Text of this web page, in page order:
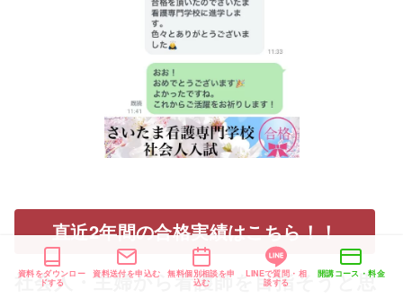
直近2年間の合格実績はこちら！！
社会人・主婦から看護師を目指そうと思
資料をダウンロー
ドする
資料送付を申込む 無料個別相談を申
込む
LINEで質問・相
談する
開講コース・料金